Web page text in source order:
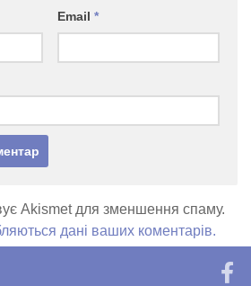
Email *
Akismet для зменшення спаму.
дані ваших коментарів.